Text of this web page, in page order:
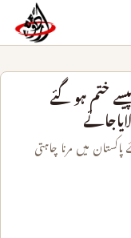
ختم ہوگئے
میں مرنا چاہتی